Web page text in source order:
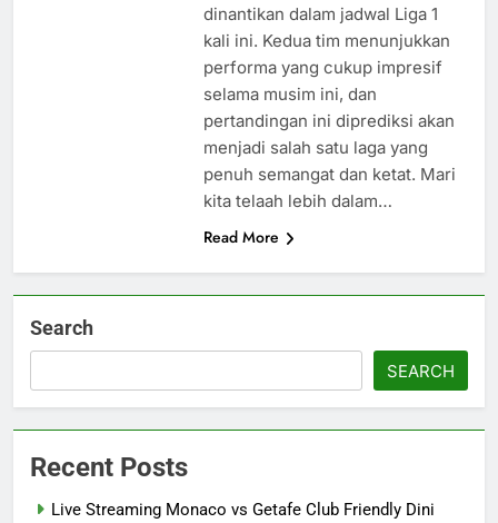
dinantikan dalam jadwal Liga 1
kali ini. Kedua tim menunjukkan
performa yang cukup impresif
selama musim ini, dan
pertandingan ini diprediksi akan
menjadi salah satu laga yang
penuh semangat dan ketat. Mari
kita telaah lebih dalam…
Read More
Search
SEARCH
Recent Posts
Live Streaming Monaco vs Getafe Club Friendly Dini